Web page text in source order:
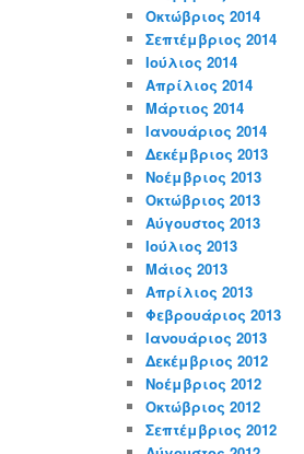
Οκτώβριος 2014
Σεπτέμβριος 2014
Ιούλιος 2014
Απρίλιος 2014
Μάρτιος 2014
Ιανουάριος 2014
Δεκέμβριος 2013
Νοέμβριος 2013
Οκτώβριος 2013
Αύγουστος 2013
Ιούλιος 2013
Μάιος 2013
Απρίλιος 2013
Φεβρουάριος 2013
Ιανουάριος 2013
Δεκέμβριος 2012
Νοέμβριος 2012
Οκτώβριος 2012
Σεπτέμβριος 2012